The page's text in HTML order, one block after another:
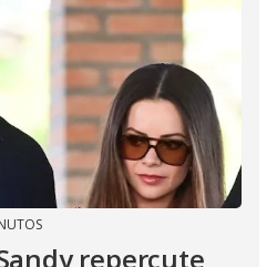
repercute